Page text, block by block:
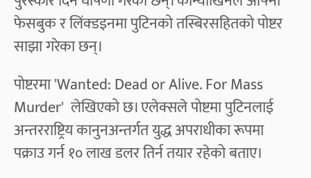
फेसबुक र लिंक्डइनमा पुटिनको तस्बिरसहितको पोष्टर
साझा गरेका छन्।
पोष्टरमा'Wanted: Dead or Alive. For Mass
Murder' लेखिएको छ। एलेक्सले पोष्टमा पुटिनलाई
अन्तरराष्ट्रिय कानुनअन्तर्गत युद्ध अपराधीका रूपमा
पक्राउ गर्न १० लाख डलर तिर्न तयार रहेको बताए।